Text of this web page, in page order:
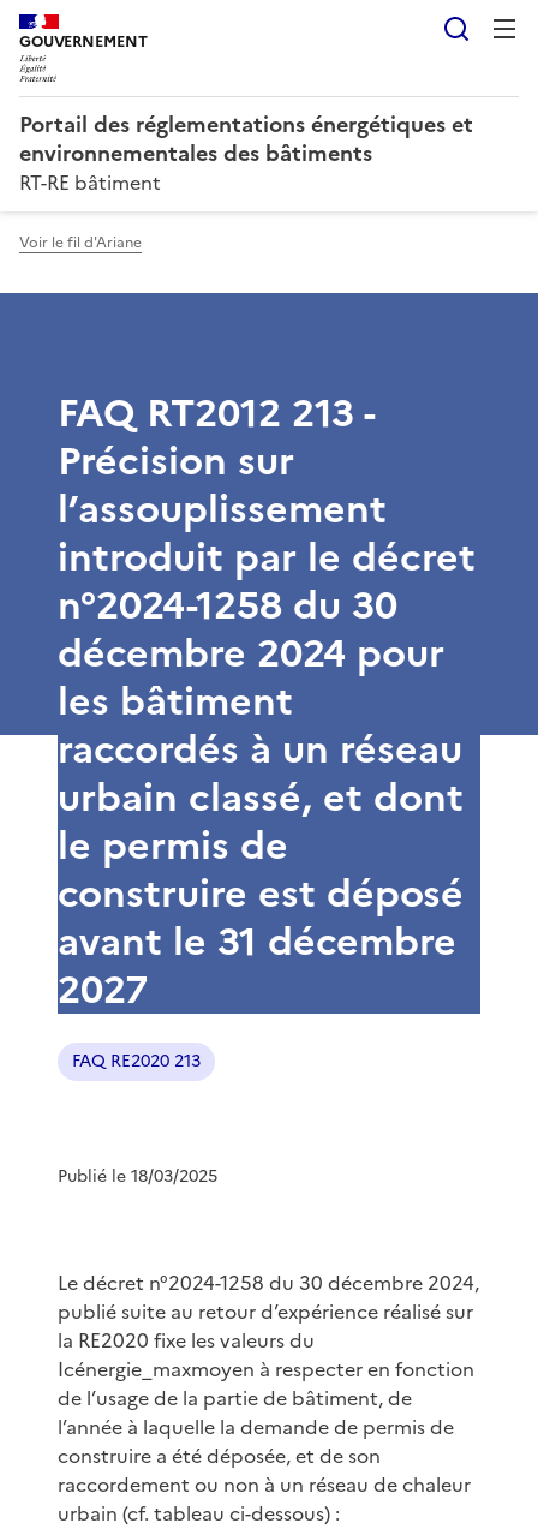
GOUVERNEMENT
Portail des réglementations énergétiques et
environnementales des bâtiments
RT-RE bâtiment
Voir le fil d'Ariane
FAQ RT2012 213 -
Précision sur
l’assouplissement
introduit par le décret
n°2024-1258 du 30
décembre 2024 pour
les bâtiment
raccordés à un réseau
urbain classé, et dont
le permis de
construire est déposé
avant le 31 décembre
2027
FAQ RE2020 213
Publié le 18/03/2025
Le décret n°2024-1258 du 30 décembre 2024,
publié suite au retour d’expérience réalisé sur
la RE2020 fixe les valeurs du
Icénergie_maxmoyen à respecter en fonction
de l’usage de la partie de bâtiment, de
l’année à laquelle la demande de permis de
construire a été déposée, et de son
raccordement ou non à un réseau de chaleur
urbain (cf. tableau ci-dessous) :